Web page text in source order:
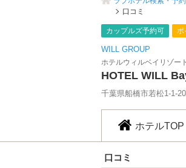
口コミ
カップルズ予約可 ポ
WILL GROUP
ホテルウィルベイリゾート
HOTEL WILL
千葉県船橋市若松1-1-20
ホテルTOP
口コミ